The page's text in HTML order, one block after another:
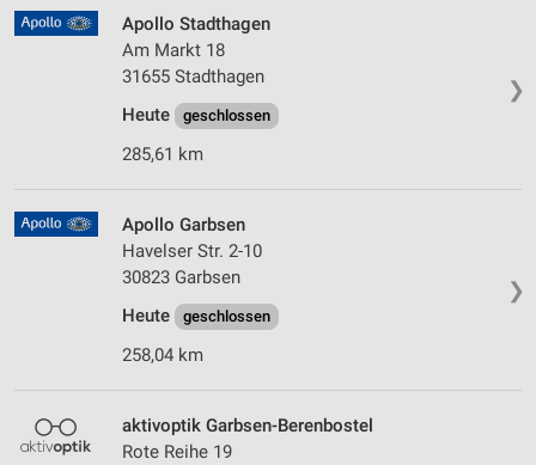
❯
Apollo Stadthagen
Am Markt 18
31655 Stadthagen
Heute
geschlossen
285,61 km
❯
Apollo Garbsen
Havelser Str. 2-10
30823 Garbsen
Heute
geschlossen
258,04 km
aktivoptik Garbsen-Berenbostel
Rote Reihe 19